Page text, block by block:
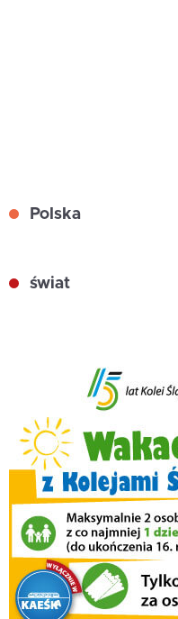
Polska
świat